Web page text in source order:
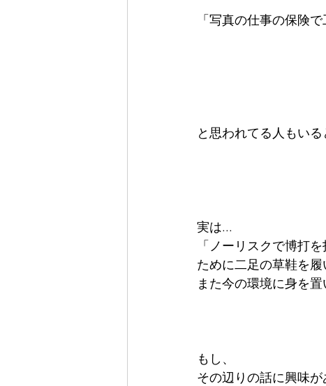
「写真の仕事の保険
と思われてる人もい
実は...
「ノーリスクで博打を
ために二足の草鞋を
また今の環境に身を
もし、
その辺りの話に興味が